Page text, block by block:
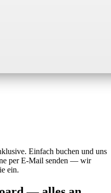
Einfach buchen und uns
per E-Mail senden — wir
ein.